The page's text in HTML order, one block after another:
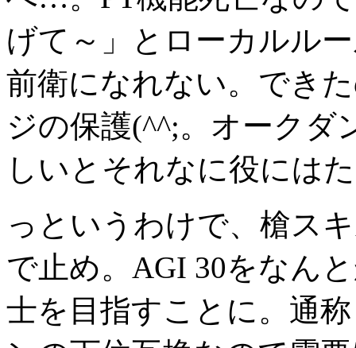
げて～」とローカルル
前衛になれない。でき
ジの保護(^^;。オークダ
しいとそれなに役には
っというわけで、槍ス
で止め。AGI 30をなん
士を目指すことに。通